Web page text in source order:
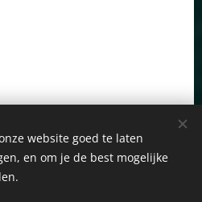
Huizinga - Greetje Jansen
website goed te laten
en om je de best mogelijke